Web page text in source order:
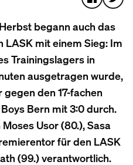
begann auch das
mit einem Sieg: Im
Trainingslagers in
ausgetragen wurde,
den 17-fachen
Bern mit 3:0 durch.
Usor (80.), Sasa
für den LASK
(99.) verantwortlich.